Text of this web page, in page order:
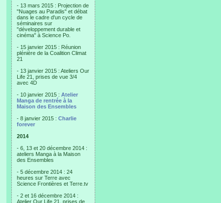
- 13 mars 2015 : Projection de
"Nuages au Paradis" et débat
dans le cadre d'un cycle de
séminaires sur
"développement durable et
cinéma" à Science Po.
- 15 janvier 2015 : Réunion
plénière de la Coalition Climat
21
- 13 janvier 2015 : Ateliers Our
Life 21, prises de vue 3/4
avec 4D
- 10 janvier 2015 : Atelier
Manga de rentrée à la
Maison des Ensembles
- 8 janvier 2015 : Charlie
forever
2014
- 6, 13 et 20 décembre 2014 :
ateliers Manga à la Maison
des Ensembles
- 5 décembre 2014 : 24
heures sur Terre avec
Science Frontières et Terre.tv
- 2 et 16 décembre 2014 :
Atelier Our Life 21, prises de